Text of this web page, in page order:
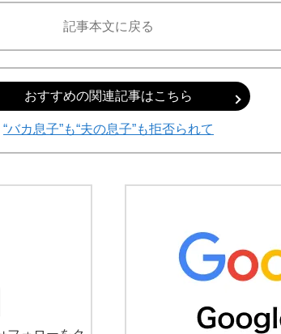
記事本文に戻る
おすすめの関連記事はこちら
“バカ息子”も“夫の息子”も拒否られて